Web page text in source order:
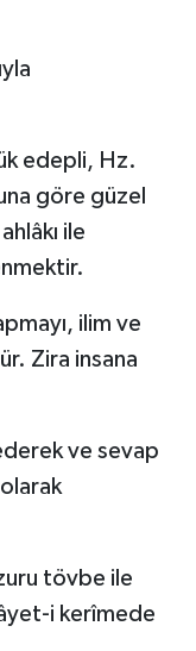
edepli, Hz.
göre güzel
ile
ilim ve
Zira insana
ve sevap
tövbe ile
i kerîmede